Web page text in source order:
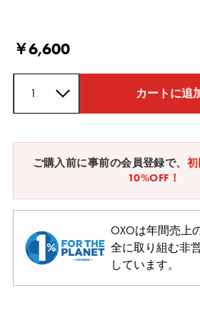
Current Price
￥6,600
カートに追
ご購入前に事前の会員登録で、
10%OFF！
OXOは年間売上
全に取り組む非
しています。